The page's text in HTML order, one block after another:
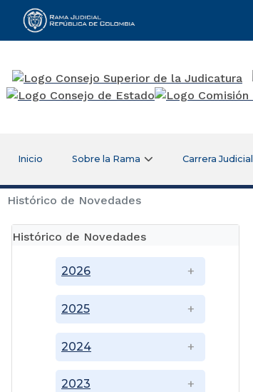
Rama Judicial
Inicio Sobre la Rama Carrera Judicial
Histórico de Novedades
Histórico de Novedades
2023
2024
2025
2026